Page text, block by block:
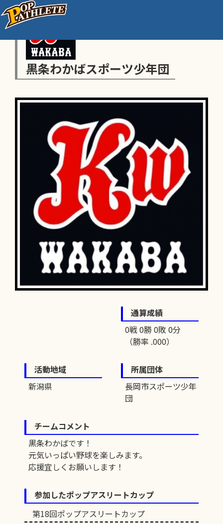
黒条わかばスポーツ少年団
通算成績
0戦 0勝 0敗 0分
（勝率 .000）
活動地域
新潟県
所属団体
長岡市スポーツ少年
団
チームコメント
黒条わかばです！
元気いっぱい野球を楽しみます。
応援宜しくお願いします！
参加したポップアスリートカップ
第18回ポップアスリートカップ